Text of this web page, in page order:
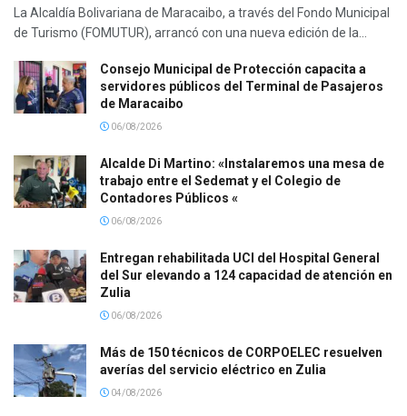
La Alcaldía Bolivariana de Maracaibo, a través del Fondo Municipal
de Turismo (FOMUTUR), arrancó con una nueva edición de la...
Consejo Municipal de Protección capacita a
servidores públicos del Terminal de Pasajeros
de Maracaibo
06/08/2026
Alcalde Di Martino: «Instalaremos una mesa de
trabajo entre el Sedemat y el Colegio de
Contadores Públicos «
06/08/2026
Entregan rehabilitada UCI del Hospital General
del Sur elevando a 124 capacidad de atención en
Zulia
06/08/2026
Más de 150 técnicos de CORPOELEC resuelven
averías del servicio eléctrico en Zulia
04/08/2026